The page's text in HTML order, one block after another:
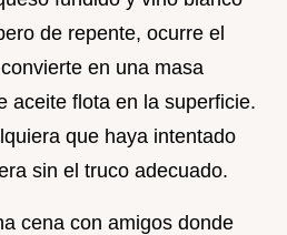
de repente, ocurre el
en una masa
aceite flota en la superficie.
que haya intentado
sin el truco adecuado.
cena con amigos donde